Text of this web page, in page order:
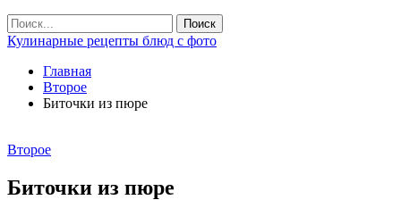
Кулинарные рецепты блюд с фото
Главная
Второе
Биточки из пюре
Второе
Биточки из пюре